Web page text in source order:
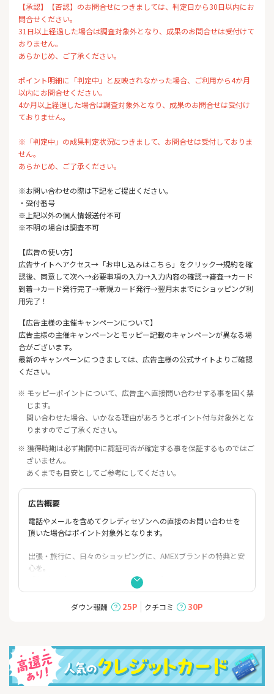
【承認】【否認】のお問合せにつきましては、判定日から30日以内にお
問合せください。
31日以上経過した場合は調査対象外となり、成果のお問合せは受付けて
おりません。
あらかじめ、ご了承ください。
ポイント明細に「判定中」と反映されなかった場合、ご利用から4か月
以内にお問合せください。
4か月以上経過した場合は調査対象外となり、成果のお問合せは受付け
ておりません。
※「判定中」の成果判定状況につきまして、お問合せは受付しておりま
せん。
あらかじめ、ご了承ください。
※お問い合わせの際は下記をご提出ください。
・受付番号
※上記以外の個人情報送付不可
※不明の場合は調査不可
【広告の使い方】
広告サイトへアクセス→「お申し込みはこちら」をクリック→規約を確
認後、同意して次へ→必要事項の入力→入力内容の確認→審査→カード
到着→カード発行完了→新規カード発行→翌月末までにショッピング利
用完了！
【広告主様の主催キャンペーンについて】
広告主様の主催キャンペーンとモッピー記載のキャンペーンが異なる場
合がございます。
最新のキャンペーンにつきましては、広告主様の公式サイトよりご確認
ください。
※ モッピーポイントについて、広告主へ直接問い合わせする事を固く禁
じます。
問い合わせた場合、いかなる理由があろうとポイント付与対象外とな
りますのでご了承ください。
※ 獲得時期は必ず期間中に認証可否が確定する事を保証するものではご
ざいません。
あくまでも目安としてご参考にしてください。
広告概要
電話やメールを含めてクレディセゾンへの直接のお問い合わせを
頂いた場合はポイント対象外となります。
出張・旅行に、日々のショッピングに、AMEXブランドの特典と安
心を。
「セゾン パール・アメリカン・ エキスプレス・カード」
▼おすすめポイント
［1］初年度年会費無料！
［2］最短5分でカード発行！
［3］クイックペイのご利用で最大2%相当の高還元！
有効期限がない永久不滅ポイントがどんどん貯まる！
ダウン報酬 25P クチコミ 30P